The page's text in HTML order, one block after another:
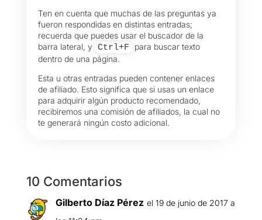
Ten en cuenta que muchas de las preguntas ya
fueron respondidas en distintas entradas;
recuerda que puedes usar el buscador de la
barra lateral, y Ctrl+F
para buscar texto
dentro de una página.
Esta u otras entradas pueden contener enlaces
de afiliado. Esto significa que si usas un enlace
para adquirir algún producto recomendado,
recibiremos una comisión de afiliados, la cual no
te generará ningún costo adicional.
10 Comentarios
Gilberto Díaz Pérez el 19 de junio de 2017 a